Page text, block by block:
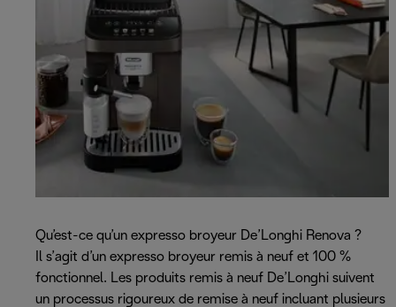
Qu’est-ce qu’un expresso broyeur De’Longhi Renova ?
Il s’agit d’un expresso broyeur remis à neuf et 100 %
fonctionnel. Les produits remis à neuf De’Longhi suivent
un processus rigoureux de remise à neuf incluant plusieurs